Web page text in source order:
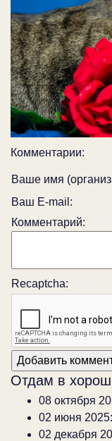
Комментарии:
Ваше имя
Ваш E-mail:
Комментарий:
Recaptcha:
Отдам в
08 октября
02 июня 2025:
02 декабря